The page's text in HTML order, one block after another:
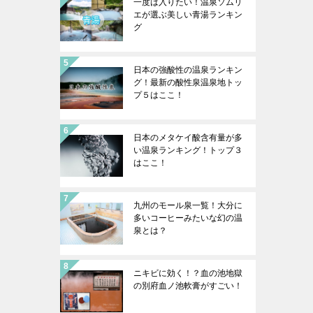
一度は入りたい！温泉ソムリ
エが選ぶ美しい青湯ランキン
グ
日本の強酸性の温泉ランキン
グ！最新の酸性泉温泉地トッ
プ５はここ！
日本のメタケイ酸含有量が多
い温泉ランキング！トップ３
はここ！
九州のモール泉一覧！大分に
多いコーヒーみたいな幻の温
泉とは？
ニキビに効く！？血の池地獄
の別府血ノ池軟膏がすごい！